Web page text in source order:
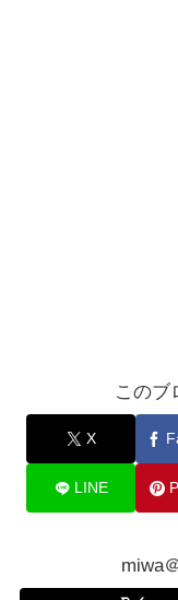
このブ
X
LINE
miwa